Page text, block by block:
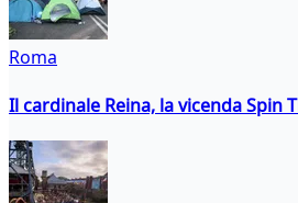
Roma
Il cardinale Reina, la vicenda Spin